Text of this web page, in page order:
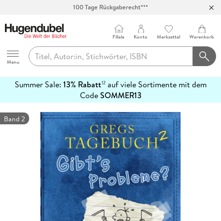
100 Tage Rückgaberecht***
Hugendubel
Menu
Filiale Konto Merkzettel Warenkorb
Summer Sale: 13% Rabatt12auf viele Sortimente mit dem
CodeSOMMER13
erfahren
Band 2